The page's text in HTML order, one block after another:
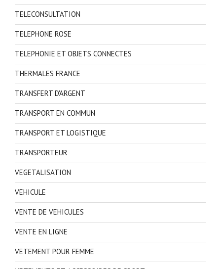
TELECONSULTATION
TELEPHONE ROSE
TELEPHONIE ET OBJETS CONNECTES
THERMALES FRANCE
TRANSFERT D'ARGENT
TRANSPORT EN COMMUN
TRANSPORT ET LOGISTIQUE
TRANSPORTEUR
VEGETALISATION
VEHICULE
VENTE DE VEHICULES
VENTE EN LIGNE
VETEMENT POUR FEMME